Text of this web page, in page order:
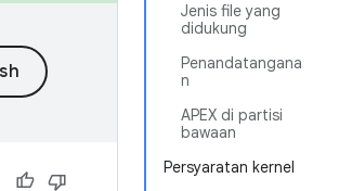
Jenis file yang
didukung
Penandatangana
n
APEX di partisi
bawaan
Persyaratan kernel